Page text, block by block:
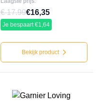
€ 17.99€16,35
Je bespaart €1,64
Bekijk product